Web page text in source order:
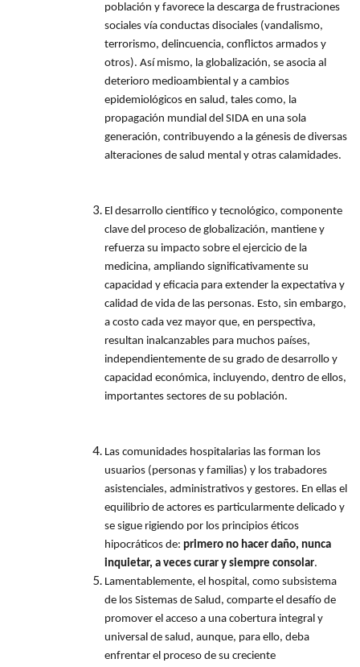
población y favorece la descarga de frustraciones
sociales vía conductas disociales (vandalismo,
terrorismo, delincuencia, conflictos armados y
otros). Así mismo, la globalización, se asocia al
deterioro medioambiental y a cambios
epidemiológicos en salud, tales como, la
propagación mundial del SIDA en una sola
generación, contribuyendo a la génesis de diversas
alteraciones de salud mental y otras calamidades.
El desarrollo científico y tecnológico, componente
clave del proceso de globalización, mantiene y
refuerza su impacto sobre el ejercicio de la
medicina, ampliando significativamente su
capacidad y eficacia para extender la expectativa y
calidad de vida de las personas. Esto, sin embargo,
a costo cada vez mayor que, en perspectiva,
resultan inalcanzables para muchos países,
independientemente de su grado de desarrollo y
capacidad económica, incluyendo, dentro de ellos,
importantes sectores de su población.
Las comunidades hospitalarias las forman los
usuarios (personas y familias) y los trabadores
asistenciales, administrativos y gestores. En ellas el
equilibrio de actores es particularmente delicado y
se sigue rigiendo por los principios éticos
hipocráticos de: primero no hacer daño, nunca
inquietar, a veces curar y siempre consolar.
Lamentablemente, el hospital, como subsistema
de los Sistemas de Salud, comparte el desafío de
promover el acceso a una cobertura integral y
universal de salud, aunque, para ello, deba
enfrentar el proceso de su creciente